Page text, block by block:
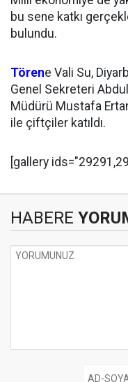
bu sene katkı
bulundu.
Törene Vali Su,
Genel Sekreteri
Müdürü Mustafa
ile çiftçiler katıldı.
[gallery
HABERE